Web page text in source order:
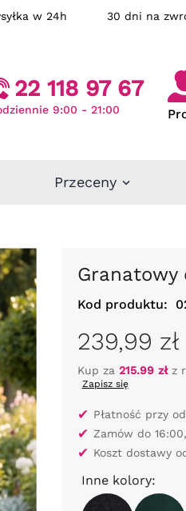
w 24h 30 dni
22 118 97 67
9:00 - 21:00
Przeceny
Kod produktu:
239,99 zł
Kup za 215.99 złz
Zapisz się
✔ Płatność przy
✔ Zamów do
✔ Koszt dostawy
Inne kolory: